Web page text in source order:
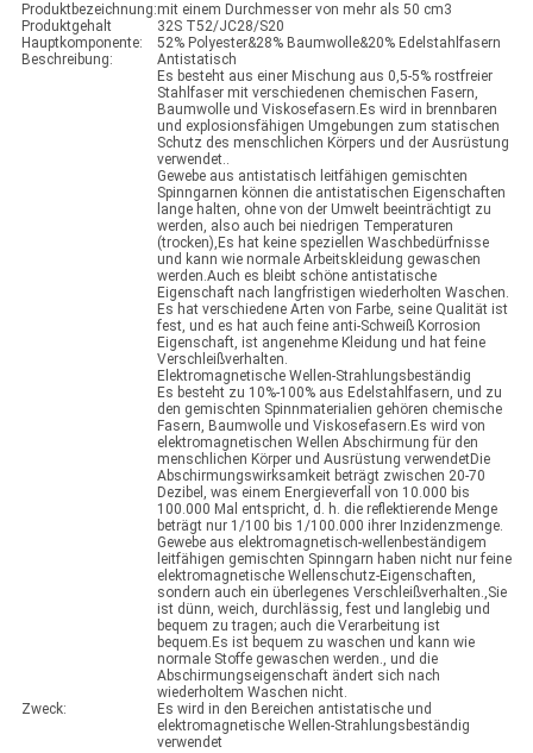
Produktbezeichnung:mit einem Durchmesser von mehr als 50 cm3
Produktgehalt
32S T52/JC28/S20
Hauptkomponente:
52% Polyester&28% Baumwolle&20% Edelstahlfasern
Beschreibung:
Antistatisch
Es besteht aus einer Mischung aus 0,5-5% rostfreier
Stahlfaser mit verschiedenen chemischen Fasern,
Baumwolle und Viskosefasern.Es wird in brennbaren
und explosionsfähigen Umgebungen zum statischen
Schutz des menschlichen Körpers und der Ausrüstung
verwendet..
Gewebe aus antistatisch leitfähigen gemischten
Spinngarnen können die antistatischen Eigenschaften
lange halten, ohne von der Umwelt beeinträchtigt zu
werden, also auch bei niedrigen Temperaturen
(trocken),Es hat keine speziellen Waschbedürfnisse
und kann wie normale Arbeitskleidung gewaschen
werden.Auch es bleibt schöne antistatische
Eigenschaft nach langfristigen wiederholten Waschen.
Es hat verschiedene Arten von Farbe, seine Qualität ist
fest, und es hat auch feine anti-Schweiß Korrosion
Eigenschaft, ist angenehme Kleidung und hat feine
Verschleißverhalten.
Elektromagnetische Wellen-Strahlungsbeständig
Es besteht zu 10%-100% aus Edelstahlfasern, und zu
den gemischten Spinnmaterialien gehören chemische
Fasern, Baumwolle und Viskosefasern.Es wird von
elektromagnetischen Wellen Abschirmung für den
menschlichen Körper und Ausrüstung verwendetDie
Abschirmungswirksamkeit beträgt zwischen 20-70
Dezibel, was einem Energieverfall von 10.000 bis
100.000 Mal entspricht, d. h. die reflektierende Menge
beträgt nur 1/100 bis 1/100.000 ihrer Inzidenzmenge.
Gewebe aus elektromagnetisch-wellenbeständigem
leitfähigen gemischten Spinngarn haben nicht nur feine
elektromagnetische Wellenschutz-Eigenschaften,
sondern auch ein überlegenes Verschleißverhalten.,Sie
ist dünn, weich, durchlässig, fest und langlebig und
bequem zu tragen; auch die Verarbeitung ist
bequem.Es ist bequem zu waschen und kann wie
normale Stoffe gewaschen werden., und die
Abschirmungseigenschaft ändert sich nach
wiederholtem Waschen nicht.
Zweck:
Es wird in den Bereichen antistatische und
elektromagnetische Wellen-Strahlungsbeständig
verwendet